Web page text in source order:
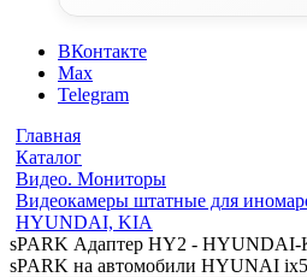
ВКонтакте
Max
Telegram
Главная
Каталог
Видео. Мониторы
Видеокамеры штатные для
HYUNDAI, KIA
sPARK Адаптер HY2 - HYUNDAI-
sPARK на автомобили HYUNAI